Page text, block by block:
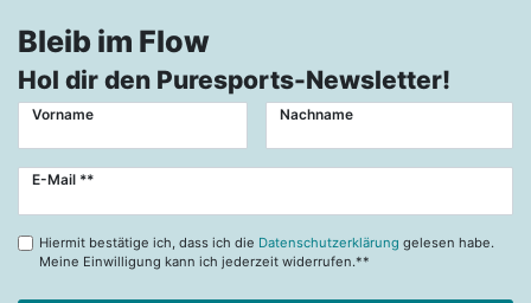
Bleib im Flow
Hol dir den Puresports-Newsletter!
Vorname Nachname
E-Mail **
Newsletter
Hiermit bestätige ich, dass ich die Datenschutzerklärung gelesen habe.
Meine Einwilligung kann ich jederzeit widerrufen.**